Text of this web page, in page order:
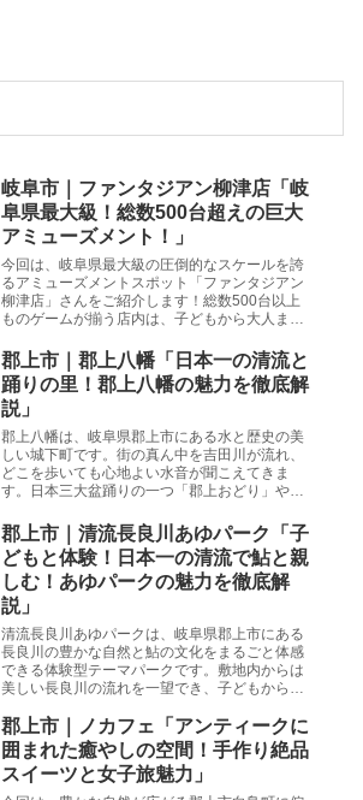
岐阜市｜ファンタジアン柳津店「岐
阜県最大級！総数500台超えの巨大
アミューズメント！」
今回は、岐阜県最大級の圧倒的なスケールを誇
るアミューズメントスポット「ファンタジアン
柳津店」さんをご紹介します！総数500台以上
ものゲームが揃う店内は、子どもから大人まで
さん。夏休みのお出かけや雨の日のレジャーに
もぴったりの魅力を徹底解説します！
郡上市｜郡上八幡「日本一の清流と
踊りの里！郡上八幡の魅力を徹底解
説」
郡上八幡は、岐阜県郡上市にある水と歴史の美
しい城下町です。街の真ん中を吉田川が流れ、
どこを歩いても心地よい水音が聞こえてきま
す。日本三大盆踊りの一つ「郡上おどり」や、
的に有名です。岐阜市生まれ・岐阜市育ちの私
が、観光客の皆さんが失敗しないためのリアル
な情報と魅力をたっぷりとお伝えします。
郡上市｜清流長良川あゆパーク「子
どもと体験！日本一の清流で鮎と親
しむ！あゆパークの魅力を徹底解
説」
清流長良川あゆパークは、岐阜県郡上市にある
長良川の豊かな自然と鮎の文化をまるごと体感
できる体験型テーマパークです。敷地内からは
美しい長良川の流れを一望でき、子どもから大
います。岐阜市生まれ・岐阜市育ちの私が、観
光客の皆さんが失敗しないためのリアルな情報
と魅力をたっぷりとお伝えします。
郡上市｜ノカフェ「アンティークに
囲まれた癒やしの空間！手作り絶品
スイーツと女子旅魅力」